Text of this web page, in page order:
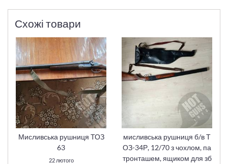
Схожі товари
Мисливська рушниця ТОЗ
63
22 лютого
мисливська рушниця б/в Т
ОЗ-34Р, 12/70 з чохлом, па
тронташем, ящиком для зб